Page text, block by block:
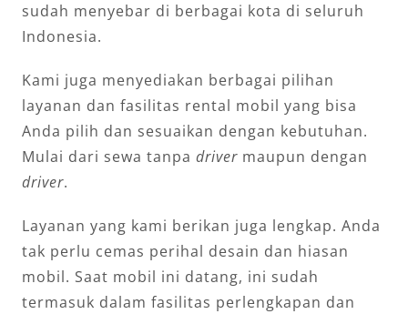
sudah menyebar di berbagai kota di seluruh
Indonesia.
Kami juga menyediakan berbagai pilihan
layanan dan fasilitas rental mobil yang bisa
Anda pilih dan sesuaikan dengan kebutuhan.
Mulai dari sewa tanpa driver maupun dengan
driver.
Layanan yang kami berikan juga lengkap. Anda
tak perlu cemas perihal desain dan hiasan
mobil. Saat mobil ini datang, ini sudah
termasuk dalam fasilitas perlengkapan dan